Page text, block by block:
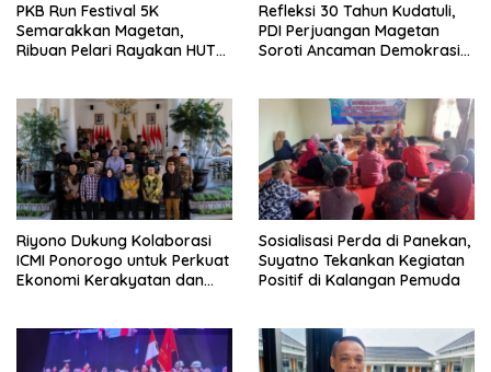
PKB Run Festival 5K
Semarakkan Magetan,
Ribuan Pelari Rayakan HUT
Refleksi 30 Tahun Kudatuli,
PDI Perjuangan Magetan
Soroti Ancaman Demokrasi
Riyono Dukung Kolaborasi
ICMI Ponorogo untuk Perkuat
Ekonomi Kerakyatan dan
Sosialisasi Perda di Panekan,
Suyatno Tekankan Kegiatan
Positif di Kalangan Pemuda